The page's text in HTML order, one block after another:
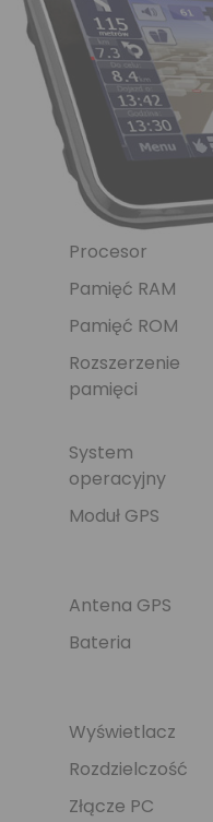
Procesor
Pamięć RAM
Pamięć ROM
Rozszerzenie
pamięci
System
operacyjny
Moduł GPS
Antena GPS
Bateria
Wyświetlacz
Rozdzielczość
Złącze PC